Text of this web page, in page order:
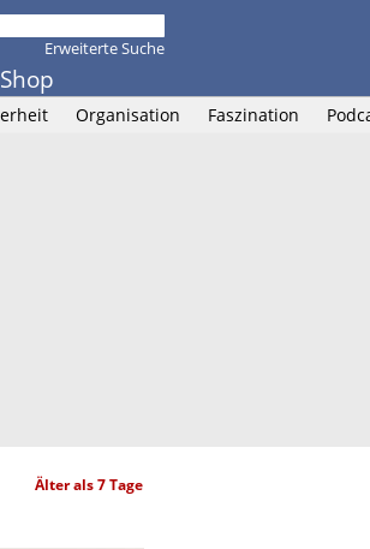
Shop
Erweiterte Suche
Organisation Faszination
Älter als 7 Tage